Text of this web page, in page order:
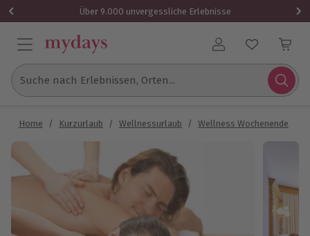
Über 9.000 unvergessliche Erlebnisse
Benutzerkonto
Suche nach Erlebnissen, Orten...
Home / Kurzurlaub / Wellnessurlaub / Wellness Wochenende